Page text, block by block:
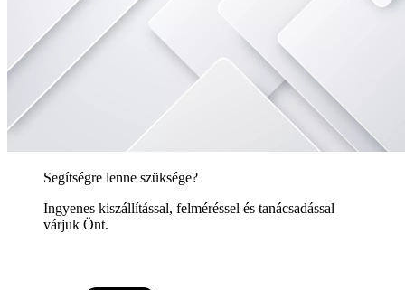
Segítségre lenne szüksége?
Ingyenes kiszállítással, felméréssel és tanácsadással
várjuk Önt.